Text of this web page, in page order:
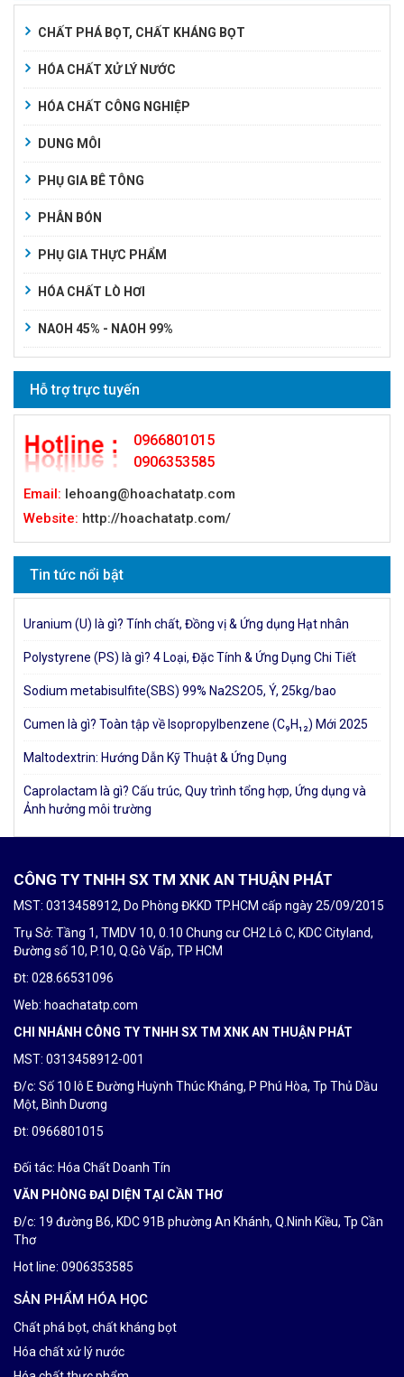
CHẤT PHÁ BỌT, CHẤT KHÁNG BỌT
HÓA CHẤT XỬ LÝ NƯỚC
HÓA CHẤT CÔNG NGHIỆP
DUNG MÔI
PHỤ GIA BÊ TÔNG
PHÂN BÓN
PHỤ GIA THỰC PHẨM
HÓA CHẤT LÒ HƠI
NAOH 45% - NAOH 99%
Hỗ trợ trực tuyến
0966801015
0906353585
Email: lehoang@hoachatatp.com
Website: http://hoachatatp.com/
Tin tức nổi bật
Uranium (U) là gì? Tính chất, Đồng vị & Ứng dụng Hạt nhân
Polystyrene (PS) là gì? 4 Loại, Đặc Tính & Ứng Dụng Chi Tiết
Sodium metabisulfite(SBS) 99% Na2S2O5, Ý, 25kg/bao
Cumen là gì? Toàn tập về Isopropylbenzene (C₉H₁₂) Mới 2025
Maltodextrin: Hướng Dẫn Kỹ Thuật & Ứng Dụng
Caprolactam là gì? Cấu trúc, Quy trình tổng hợp, Ứng dụng và
Ảnh hưởng môi trường
CÔNG TY TNHH SX TM XNK AN THUẬN PHÁT
MST: 0313458912, Do Phòng ĐKKD TP.HCM cấp ngày 25/09/2015
Trụ Sở: Tầng 1, TMDV 10, 0.10 Chung cư CH2 Lô C, KDC Cityland,
Đường số 10, P.10, Q.Gò Vấp, TP HCM
Đt: 028.66531096
Web: hoachatatp.com
CHI NHÁNH CÔNG TY TNHH SX TM XNK AN THUẬN PHÁT
MST: 0313458912-001
Đ/c: Số 10 lô E Đường Huỳnh Thúc Kháng, P Phú Hòa, Tp Thủ Dầu
Một, Bình Dương
Đt: 0966801015
Đối tác: Hóa Chất Doanh Tín
VĂN PHÒNG ĐẠI DIỆN TẠI CẦN THƠ
Đ/c: 19 đường B6, KDC 91B phường An Khánh, Q.Ninh Kiều, Tp Cần
Thơ
Hot line: 0906353585
SẢN PHẨM HÓA HỌC
Chất phá bọt, chất kháng bọt
Hóa chất xử lý nước